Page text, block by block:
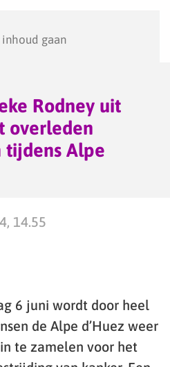
inhoud gaan
Rodney uit
overleden
tijdens Alpe
14.55
6 juni wordt door heel
de Alpe d’Huez weer
te zamelen voor het